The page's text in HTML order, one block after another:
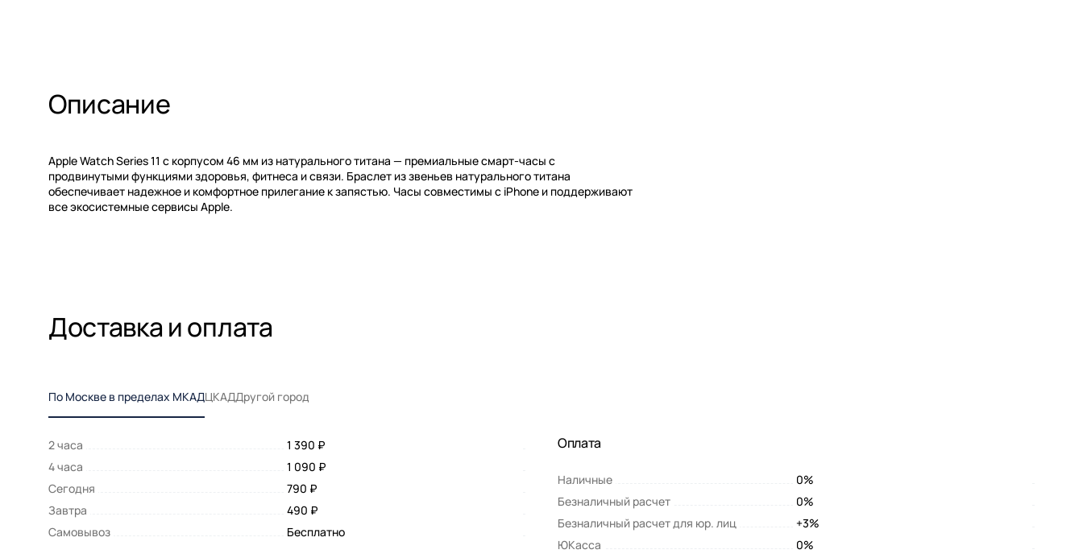
Описание
Apple Watch Series 11 с корпусом 46 мм из натурального титана — премиальные смарт-часы с
продвинутыми функциями здоровья, фитнеса и связи. Браслет из звеньев натурального титана
обеспечивает надежное и комфортное прилегание к запястью. Часы совместимы с iPhone и поддерживают
все экосистемные сервисы Apple.
Доставка и оплата
По Москве в пределах МКАДЦКАДДругой город
2 часа
1 390 ₽
4 часа
1 090 ₽
Сегодня
790 ₽
Завтра
490 ₽
Самовывоз
Бесплатно
Оплата
Наличные
0%
Безналичный расчет
0%
Безналичный расчет для юр. лиц
+3%
ЮКасса
0%